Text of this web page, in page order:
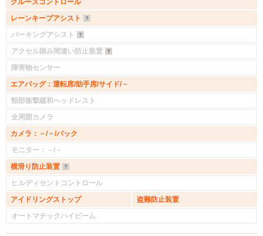
クルーズコントロール
レーンキープアシスト
パーキングアシスト
アクセル踏み間違い防止装置
障害物センサー
エアバッグ：運転席/助手席/サイド/－
頸部衝撃緩和ヘッドレスト
全周囲カメラ
カメラ：－/－/バック
モニター：－/－
横滑り防止装置
ヒルディセントコントロール
アイドリングストップ
盗難防止装置
オートマチックハイビーム